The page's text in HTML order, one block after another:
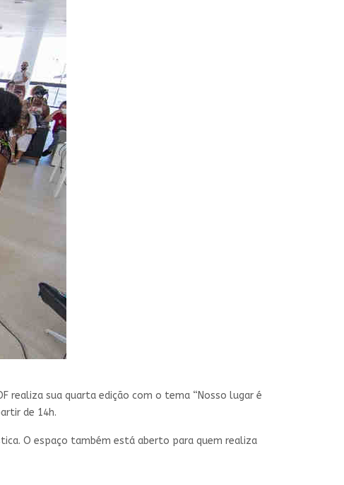
realiza sua quarta edição com o tema “Nosso lugar é
de 14h.
O espaço também está aberto para quem realiza